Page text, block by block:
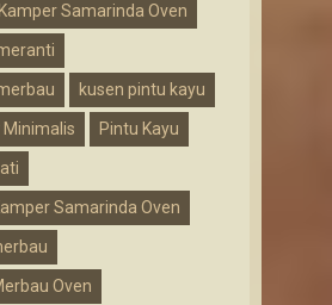
Samarinda Oven
kusen pintu kayu
Minimalis Pintu Kayu
Samarinda Oven
Oven